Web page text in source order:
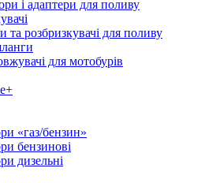
і адаптери для поливу
та розбризкувачі для поливу
для мотобурів
«газ/бензин»
бензинові
дизельні